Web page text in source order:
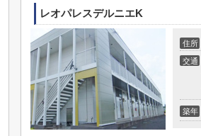
レオパレスデルニエK
住所
交通
築年